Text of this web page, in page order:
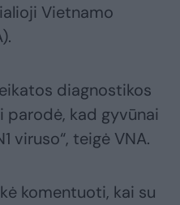
Vietnamo
diagnostikos
kad gyvūnai
viruso“, teigė VNA.
komentuoti, kai su